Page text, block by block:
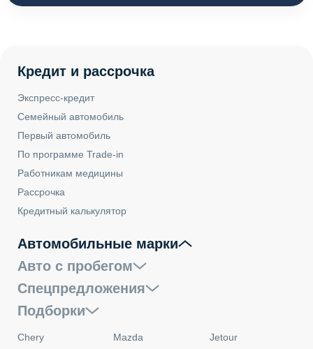
Кредит и рассрочка
Экспресс-кредит
Семейный автомобиль
Первый автомобиль
По программе Trade-in
Работникам медицины
Рассрочка
Кредитный калькулятор
Автомобильные марки
Авто с пробегом
Спецпредложения
Подборки
Chery
Mazda
Jetour